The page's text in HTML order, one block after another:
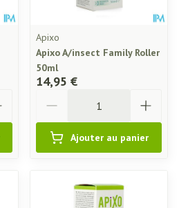
Apixo
Apixo A/insect Family Roller
50ml
14,95 €
Ajouter au panier